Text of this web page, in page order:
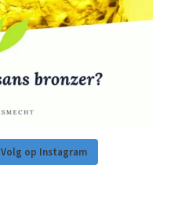
Volg op Instagram